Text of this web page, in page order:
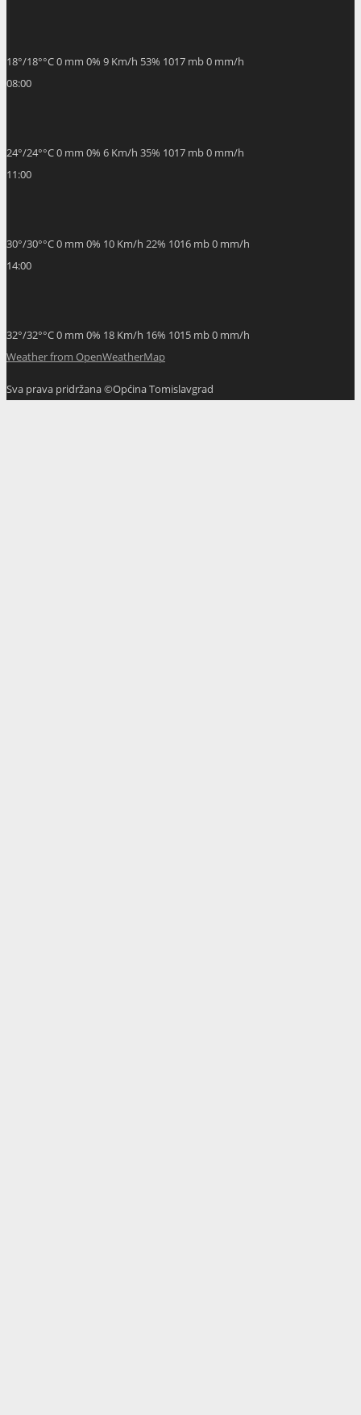
18°/18°°C0 mm 0% 9 Km/h 53% 1017 mb0 mm/h
08:00
24°/24°°C0 mm 0% 6 Km/h 35% 1017 mb0 mm/h
11:00
30°/30°°C0 mm 0% 10 Km/h 22% 1016 mb0 mm/h
14:00
32°/32°°C0 mm 0% 18 Km/h 16% 1015 mb0 mm/h
Weather from OpenWeatherMap
Sva prava pridržana ©Općina Tomislavgrad